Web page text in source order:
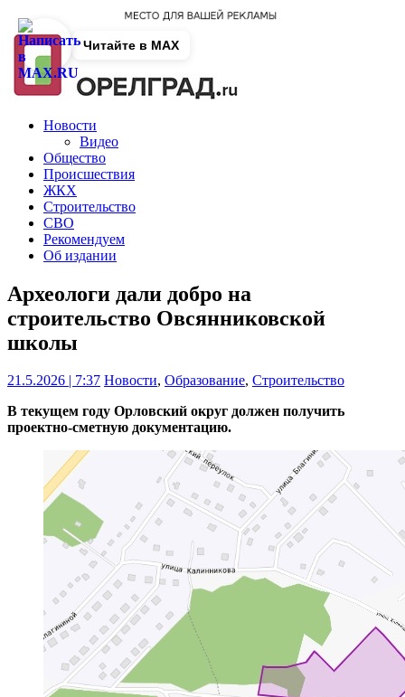
Новости
Видео
Общество
Происшествия
ЖКХ
Строительство
СВО
Рекомендуем
Об издании
Археологи дали добро на
строительство Овсянниковской
школы
21.5.2026 | 7:37 Новости, Образование, Строительство
В текущем году Орловский округ должен получить
проектно-сметную документацию.
Читайте в MAX